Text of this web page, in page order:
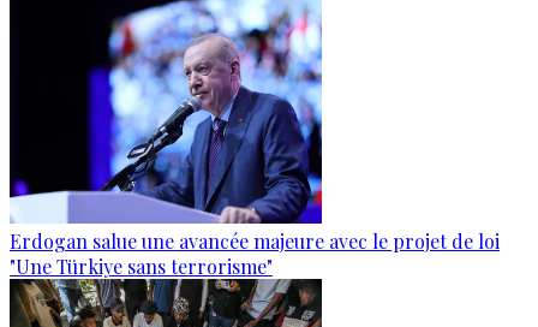
Erdogan salue une avancée majeure avec le projet de loi
"Une Türkiye sans terrorisme"